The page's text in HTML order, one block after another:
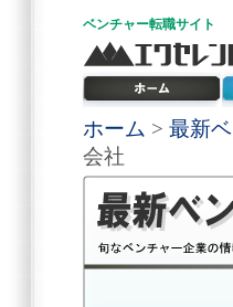
ベンチャー転職サイト
ホーム > 最新
会社